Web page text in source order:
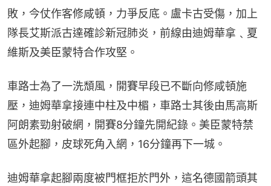
敗，今仗作客修咸頓，力爭反底。盧卡古受傷，加上
隊長艾斯派古達確診新冠肺炎，前線由迪姆華拿﹑夏
維斯及美臣蒙特合作攻堅。
車路士為了一洗頹風，開賽早段已不斷向修咸頓施
壓，迪姆華拿接連中柱及中楣，車路士其後由馬高斯
阿朗素勁射破網，開賽8分鐘先開紀錄。美臣蒙特禁
區外起腳，皮球死角入網，16分鐘再下一城。
迪姆華拿起腳兩度被門框拒於門外，這名德國箭頭其